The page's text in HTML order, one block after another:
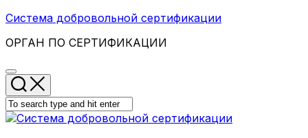
Skip
content
Система добровольной сертификации
ОРГАН ПО СЕРТИФИКАЦИИ